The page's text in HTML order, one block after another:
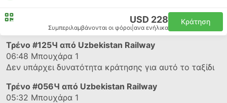
USD 228
Συμπεριλαμβάνονται οι φόροι ανα ενήλικα
Κράτηση
Τρένο #125Ч από Uzbekistan Railway
06:48 Μπουχάρα 1
Δεν υπάρχει δυνατότητα κράτησης για αυτό το ταξίδι
Τρένο #056Ч από Uzbekistan Railway
05:32 Μπουχάρα 1